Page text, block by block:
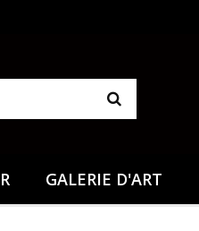
GALERIE D'ART